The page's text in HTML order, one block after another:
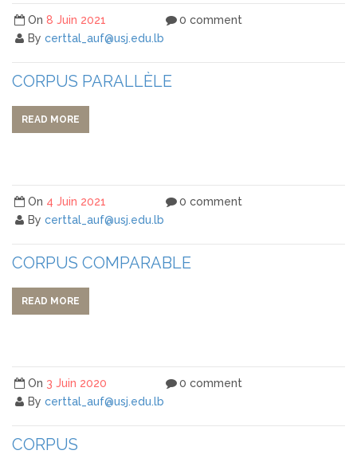
On 8 Juin 2021
By certtal_auf@usj.edu.lb
0 comment
CORPUS PARALLÈLE
READ MORE
On 4 Juin 2021
By certtal_auf@usj.edu.lb
0 comment
CORPUS COMPARABLE
READ MORE
On 3 Juin 2020
By certtal_auf@usj.edu.lb
0 comment
CORPUS